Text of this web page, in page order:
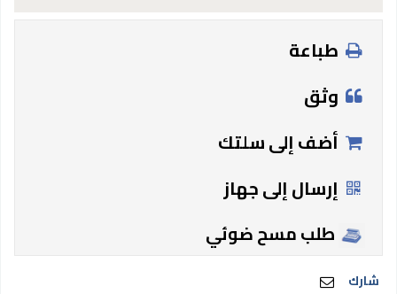
طباعة
وثق
أضف إلى سلتك
إرسال إلى جهاز
طلب مسح ضوئي
شارك